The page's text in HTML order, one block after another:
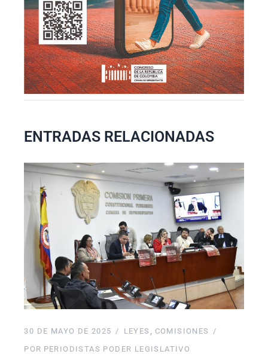
ENTRADAS RELACIONADAS
30 DE MAYO DE 2025 LEYES
COMISIONES
POR PERIODISTAS PODER LEGISLATIVO